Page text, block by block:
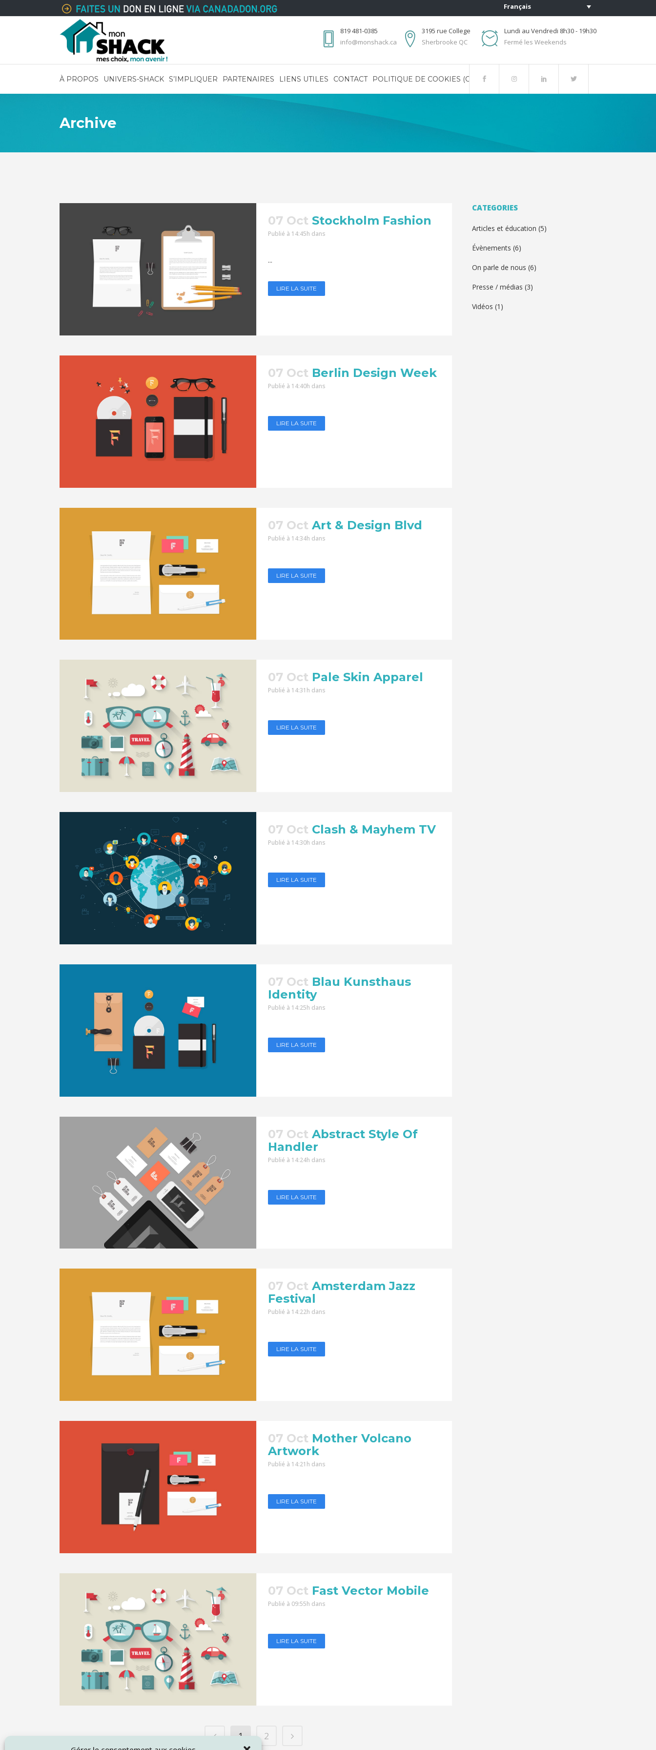
Français
819 481-0385
info@monshack.ca
3195 rue College
Sherbrooke QC
Lundi au Vendredi 8h30 - 19h30
Fermé les Weekends
À PROPOS UNIVERS-SHACK S’IMPLIQUER PARTENAIRES LIENS UTILES CONTACT POLITIQUE DE COOKIES (CA)
Archive
07 Oct Stockholm Fashion
Publié à 14:45h dans
...
LIRE LA SUITE
07 Oct Berlin Design Week
Publié à 14:40h dans
LIRE LA SUITE
07 Oct Art & Design Blvd
Publié à 14:34h dans
LIRE LA SUITE
07 Oct Pale Skin Apparel
Publié à 14:31h dans
LIRE LA SUITE
07 Oct Clash & Mayhem TV
Publié à 14:30h dans
LIRE LA SUITE
07 Oct Blau Kunsthaus
Identity
Publié à 14:25h dans
LIRE LA SUITE
07 Oct Abstract Style Of
Handler
Publié à 14:24h dans
LIRE LA SUITE
07 Oct Amsterdam Jazz
Festival
Publié à 14:22h dans
LIRE LA SUITE
07 Oct Mother Volcano
Artwork
Publié à 14:21h dans
LIRE LA SUITE
07 Oct Fast Vector Mobile
Publié à 09:55h dans
LIRE LA SUITE
1 2
CATEGORIES
Articles et éducation (5)
Évènements (6)
On parle de nous (6)
Presse / médias (3)
Vidéos (1)